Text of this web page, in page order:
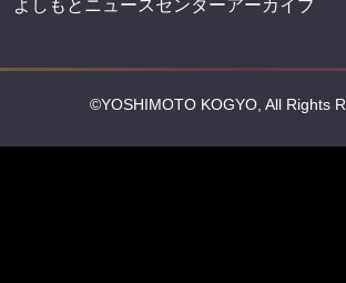
会社情報
その他